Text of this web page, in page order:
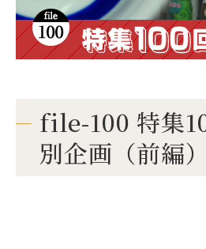
file-100 特集
別企画（前編）